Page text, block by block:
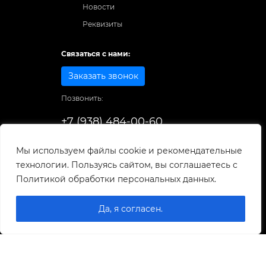
Мы используем файлы cookie и рекомендательные
технологии. Пользуясь сайтом, вы соглашаетесь с
Политикой обработки персональных данных.
Да, я согласен.
Новости
Реквизиты
Связаться с нами:
Заказать звонок
Позвонить:
+7 (938) 484-00-60
© 1998-2025
0